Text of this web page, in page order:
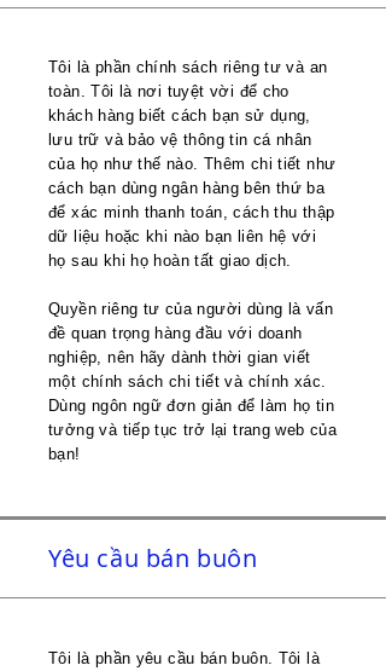
Tôi là phần chính sách riêng tư và an
toàn. Tôi là nơi tuyệt vời để cho
khách hàng biết cách bạn sử dụng,
lưu trữ và bảo vệ thông tin cá nhân
của họ như thế nào. Thêm chi tiết như
cách bạn dùng ngân hàng bên thứ ba
để xác minh thanh toán, cách thu thập
dữ liệu hoặc khi nào bạn liên hệ với
họ sau khi họ hoàn tất giao dịch.
Quyền riêng tư của người dùng là vấn
đề quan trọng hàng đầu với doanh
nghiệp, nên hãy dành thời gian viết
một chính sách chi tiết và chính xác.
Dùng ngôn ngữ đơn giản để làm họ tin
tưởng và tiếp tục trở lại trang web của
bạn!
Yêu cầu bán buôn
Tôi là phần yêu cầu bán buôn. Tôi là